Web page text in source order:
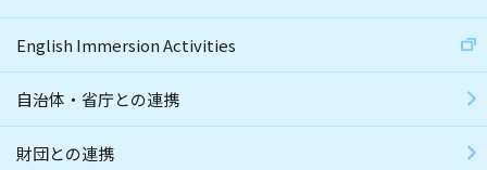
English Immersion Activities
自治体・省庁との連携
財団との連携